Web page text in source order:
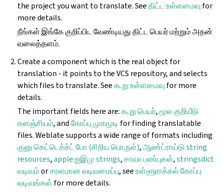
the project you want to translate. Seeதிட்ட உள்ளமைவுfor
more details.
நீங்கள் இங்கே குறிப்பிட வேண்டியது திட்ட பெயர் மற்றும் அதன்
வலைத்தளம்.
Create a component which is the real object for
translation - it points to the VCS repository, and selects
which files to translate. Seeகூறு உள்ளமைவுfor more
details.
The important fields here are:கூறு பெயர்,மூல குறியீடு
களஞ்சியம், andகோப்பு முகமூடி for finding translatable
files. Weblate supports a wide range of formats including
குனு கெட்டெக்ச்ட் போ (சிறிய பொருள்),ஆண்ட்ராய்டு string
resources,apple ஐஇமு strings,சாவா பண்புகள்,stringsdict
வடிவம்orசரளமான வடிவமைப்பு, seeஉள்ளூராக்கல் கோப்பு
வடிவங்கள் for more details.